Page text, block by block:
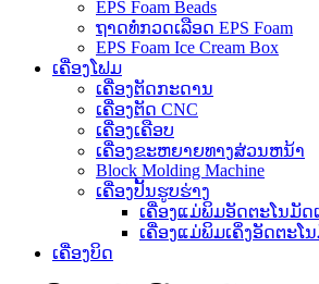
EPS Foam Beads
ຖາດທໍ່ກວດເລືອດ EPS Foam
EPS Foam Ice Cream Box
ເຄື່ອງໂຟມ
ເຄື່ອງຕັດກະດານ
ເຄື່ອງຕັດ CNC
ເຄື່ອງເຄືອບ
ເຄື່ອງຂະຫຍາຍທາງສ່ວນຫນ້າ
Block Molding Machine
ເຄື່ອງປັ້ນຮູບຮ່າງ
ເຄື່ອງແມ່ພິມອັດຕະໂນມັດ
ເຄື່ອງແມ່ພິມເຄິ່ງອັດຕະໂ
ເຄື່ອງບິດ